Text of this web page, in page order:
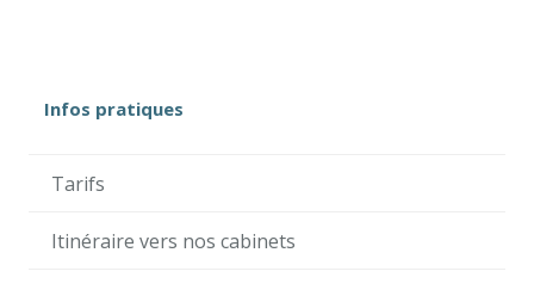
Infos pratiques
Tarifs
Itinéraire vers nos cabinets